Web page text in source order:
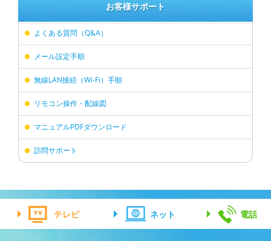
お客様サポート
よくある質問（Q&A）
メール設定手順
無線LAN接続（Wi-Fi）手順
リモコン操作・配線図
マニュアルPDFダウンロード
訪問サポート
テレビ ネット 電話